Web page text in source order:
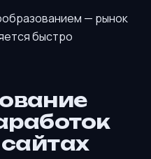
— рынок
быстро